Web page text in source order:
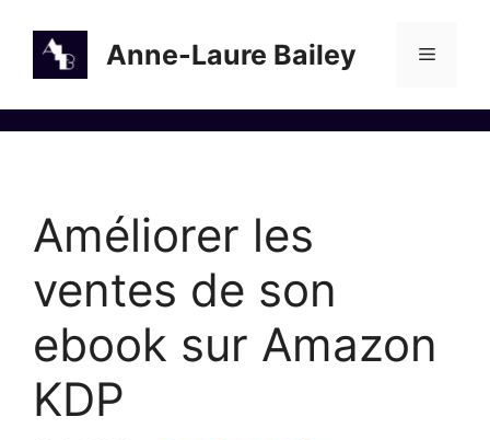
contenu
Anne-Laure Bailey Menu
Améliorer les
ventes de son
ebook sur Amazon
KDP